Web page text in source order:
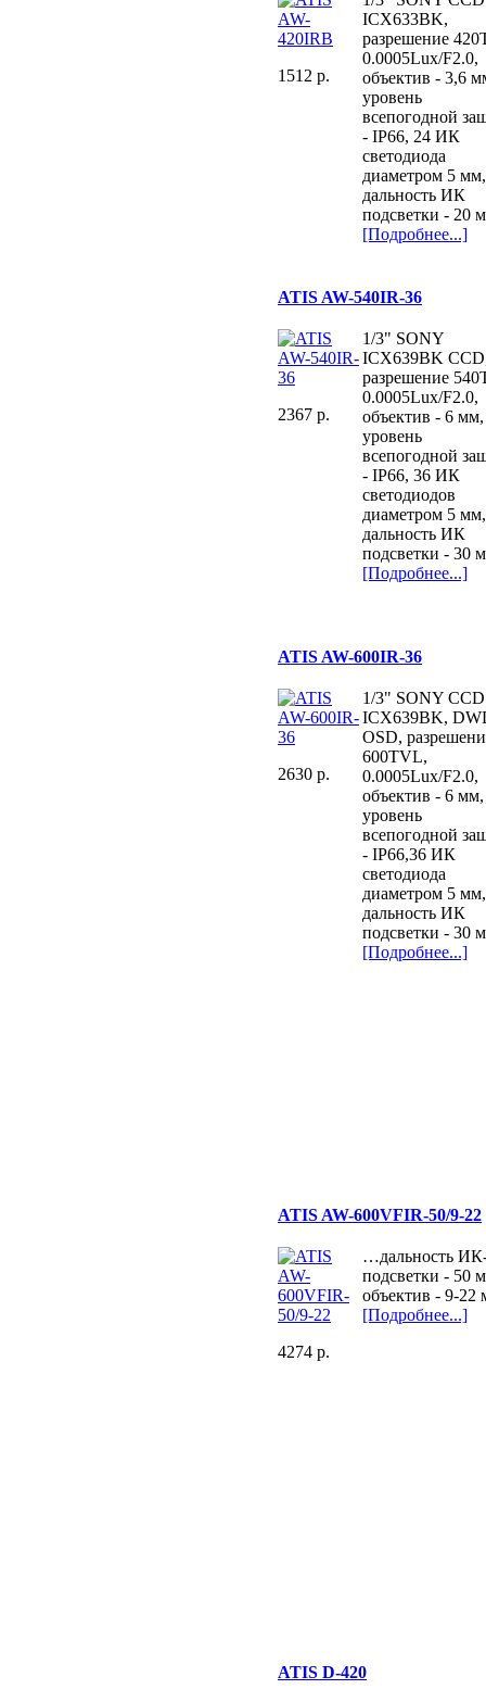
1512 p.
ICX633BK,
разрешение
0.0005Lux/F2.0,
объектив - 3,6
уровень
всепогодной
- IP66, 24 ИК
светодиода
диаметром 5 мм,
дальность ИК
подсветки - 20
[Подробнее...]
ATIS AW-540IR-36
2367 p.
1/3" SONY
ICX639BK
разрешение
0.0005Lux/F2.0,
объектив - 6 мм,
уровень
всепогодной
- IP66, 36 ИК
светодиодов
диаметром 5 мм,
дальность ИК
подсветки - 30
[Подробнее...]
ATIS AW-600IR-36
2630 p.
1/3" SONY CCD
ICX639BK,
OSD,
600TVL,
0.0005Lux/F2.0,
объектив - 6 мм,
уровень
всепогодной
- IP66,36 ИК
светодиода
диаметром 5 мм,
дальность ИК
подсветки - 30
[Подробнее...]
ATIS AW-600VFIR-50/9-22
4274 p.
…дальность
подсветки - 50
объектив - 9-22
[Подробнее...]
ATIS D-420